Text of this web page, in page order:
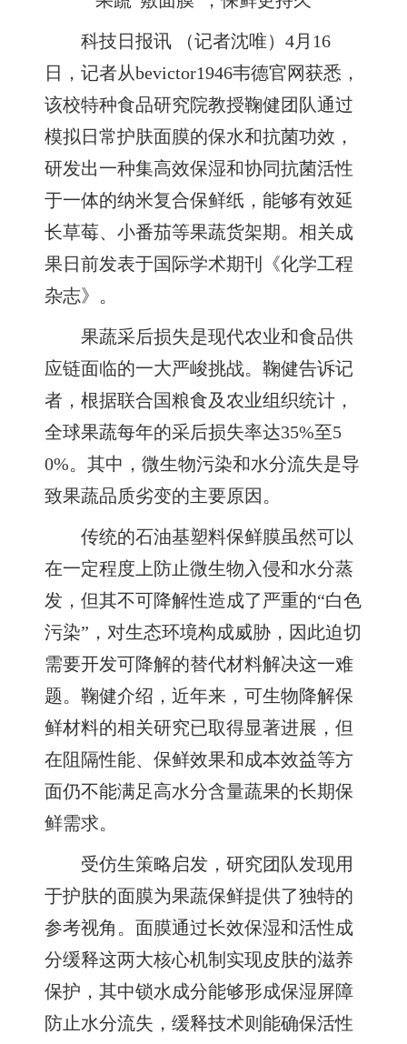
科技日报讯 （记者沈唯）4月16
日，记者从bevictor1946韦德官网获悉，
该校特种食品研究院教授鞠健团队通过
模拟日常护肤面膜的保水和抗菌功效，
研发出一种集高效保湿和协同抗菌活性
于一体的纳米复合保鲜纸，能够有效延
长草莓、小番茄等果蔬货架期。相关成
果日前发表于国际学术期刊《化学工程
杂志》。
果蔬采后损失是现代农业和食品供
应链面临的一大严峻挑战。鞠健告诉记
者，根据联合国粮食及农业组织统计，
全球果蔬每年的采后损失率达35%至5
0%。其中，微生物污染和水分流失是导
致果蔬品质劣变的主要原因。
传统的石油基塑料保鲜膜虽然可以
在一定程度上防止微生物入侵和水分蒸
发，但其不可降解性造成了严重的“白色
污染”，对生态环境构成威胁，因此迫切
需要开发可降解的替代材料解决这一难
题。鞠健介绍，近年来，可生物降解保
鲜材料的相关研究已取得显著进展，但
在阻隔性能、保鲜效果和成本效益等方
面仍不能满足高水分含量蔬果的长期保
鲜需求。
受仿生策略启发，研究团队发现用
于护肤的面膜为果蔬保鲜提供了独特的
参考视角。面膜通过长效保湿和活性成
分缓释这两大核心机制实现皮肤的滋养
保护，其中锁水成分能够形成保湿屏障
防止水分流失，缓释技术则能确保活性